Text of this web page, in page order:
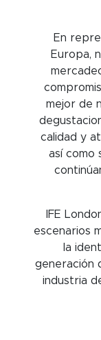
En
Europa,
mejor de
calidad y
así como
IFE
escenarios
la
generación
industria